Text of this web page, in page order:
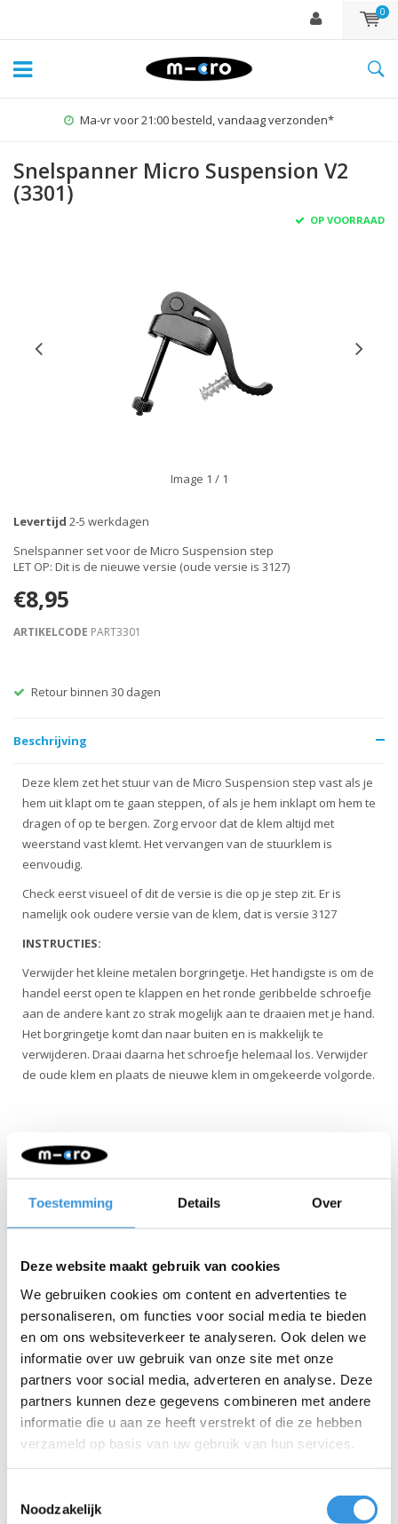
Toestemming Details Over
Deze website maakt gebruik van cookies
We gebruiken cookies om content en advertenties te
personaliseren, om functies voor social media te bieden
en om ons websiteverkeer te analyseren. Ook delen we
informatie over uw gebruik van onze site met onze
partners voor social media, adverteren en analyse. Deze
partners kunnen deze gegevens combineren met andere
informatie die u aan ze heeft verstrekt of die ze hebben
verzameld op basis van uw gebruik van hun services.
Noodzakelijk
0
Ma-vr voor 21:00 besteld, vandaag verzonden*
Snelspanner Micro Suspension V2
(3301)
OP VOORRAAD
Image 1 / 1
Levertijd 2-5 werkdagen
Snelspanner set voor de Micro Suspension step
LET OP: Dit is de nieuwe versie (oude versie is 3127)
€8,95
ARTIKELCODE PART3301
Retour binnen 30 dagen
Beschrijving
Deze klem zet het stuur van de Micro Suspension step vast als je
hem uit klapt om te gaan steppen, of als je hem inklapt om hem te
dragen of op te bergen. Zorg ervoor dat de klem altijd met
weerstand vast klemt. Het vervangen van de stuurklem is
eenvoudig.
Check eerst visueel of dit de versie is die op je step zit. Er is
namelijk ook oudere versie van de klem, dat is versie 3127
INSTRUCTIES:
Verwijder het kleine metalen borgringetje. Het handigste is om de
handel eerst open te klappen en het ronde geribbelde schroefje
aan de andere kant zo strak mogelijk aan te draaien met je hand.
Het borgringetje komt dan naar buiten en is makkelijk te
verwijderen. Draai daarna het schroefje helemaal los. Verwijder
de oude klem en plaats de nieuwe klem in omgekeerde volgorde.
Iets extra's erbij?